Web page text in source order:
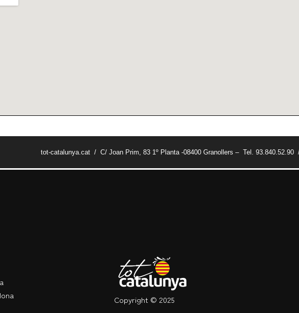
tot-catalunya.cat / C/ Joan Prim, 83 1º Planta -08400 Granollers – Tel.
Copyright © 2025